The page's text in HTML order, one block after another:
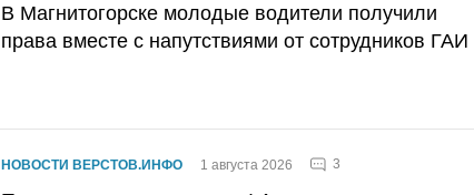
В Магнитогорске молодые водители получили
права вместе с напутствиями от сотрудников ГАИ
НОВОСТИ ВЕРСТОВ.ИНФО 1 августа 2026 3